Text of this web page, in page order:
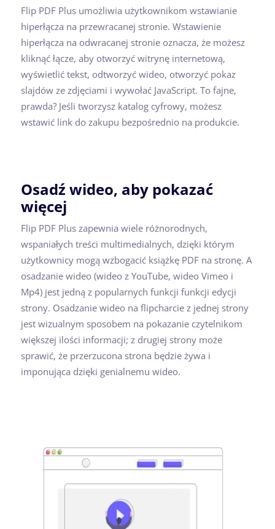
Flip PDF Plus umożliwia użytkownikom wstawianie
hiperłącza na przewracanej stronie. Wstawienie
hiperłącza na odwracanej stronie oznacza, że możesz
kliknąć łącze, aby otworzyć witrynę internetową,
wyświetlić tekst, odtworzyć wideo, otworzyć pokaz
slajdów ze zdjęciami i wywołać JavaScript. To fajne,
prawda? Jeśli tworzysz katalog cyfrowy, możesz
wstawić link do zakupu bezpośrednio na produkcie.
Osadź wideo, aby pokazać
więcej
Flip PDF Plus zapewnia wiele różnorodnych,
wspaniałych treści multimedialnych, dzięki którym
użytkownicy mogą wzbogacić książkę PDF na stronę. A
osadzanie wideo (wideo z YouTube, wideo Vimeo i
Mp4) jest jedną z popularnych funkcji funkcji edycji
strony. Osadzanie wideo na flipcharcie z jednej strony
jest wizualnym sposobem na pokazanie czytelnikom
większej ilości informacji; z drugiej strony może
sprawić, że przerzucona strona będzie żywa i
imponująca dzięki genialnemu wideo.